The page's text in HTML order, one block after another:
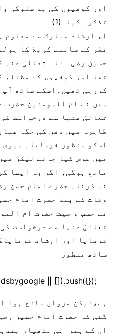
اور کوفیوں کی بد سلوکی
تذکرہ کیا۔(1)
اس ارشاد مبارک سے معلوم
نظر کے سامنے کربلا کا
حسین رضی اللہ تعالیٰ عنہ
تھا اور کوفیوں کے مظالم
کررہی تھیں۔اسکے ساتھ آپ
میں نے ام المومنین حضرت
تعالیٰ عنہا سے درخواست
طاہرہ میں دفن کی جگہ
اسکو منظور فرمایا۔
میں عرض کیا جائے لیکن
مانع ہوگی، اگر وہ ایسا
نہ کرنا۔ حضرت امام حسن
وفات کے بعد حضرت امام
نے حسب و صیت حضرت ام
تعالیٰ عنہا سے درخواست
فرمایا اور ارشاد
ساتھ منظور
|| []).push({});
ہے،لیکن مروان مانع ہوا
گئی کہ حضرت امام حسین
ان کے ہمراہی ہتھیار